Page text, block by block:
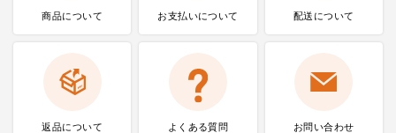
商品について お支払いについて 配送について
返品について よくある質問 お問い合わせ